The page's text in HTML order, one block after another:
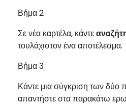
Βήμα 2
Σε νέα καρτέλα, κάντε
τουλάχιστον ένα αποτέλεσμα.
Βήμα 3
Κάντε μια σύγκριση των δύο
απαντήστε στα παρακάτω